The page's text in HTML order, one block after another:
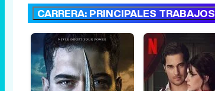
CARRERA: PRINCIPALES TRABAJOS